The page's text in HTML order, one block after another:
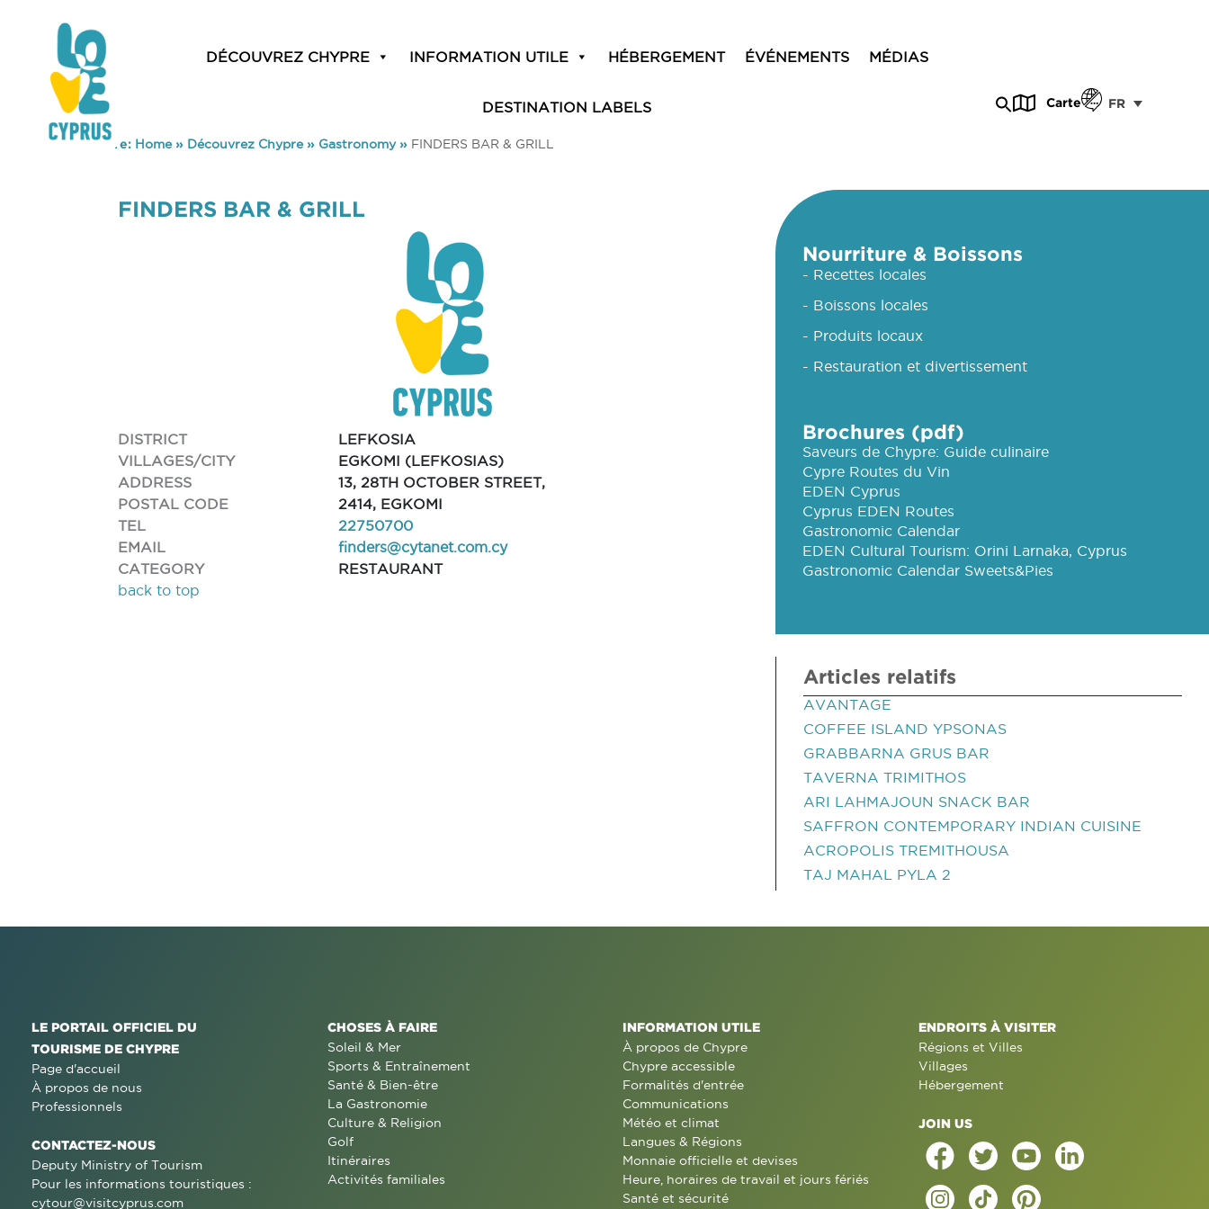
DÉCOUVREZ CHYPRE INFORMATION UTILE HÉBERGEMENT ÉVÉNEMENTS MÉDIAS
DESTINATION LABELS Carte FR
You are here: Home» Découvrez Chypre» Gastronomy» FINDERS BAR & GRILL
FINDERS BAR & GRILL
DISTRICT
LEFKOSIA
VILLAGES/CITY
EGKOMI (LEFKOSIAS)
ADDRESS
13, 28TH OCTOBER STREET,
POSTAL CODE
2414, EGKOMI
TEL
22750700
EMAIL
finders@cytanet.com.cy
CATEGORY
RESTAURANT
back to top
Nourriture & Boissons
- Recettes locales
- Boissons locales
- Produits locaux
- Restauration et divertissement
Brochures (pdf)
Saveurs de Chypre: Guide culinaire
Cypre Routes du Vin
EDEN Cyprus
Cyprus EDEN Routes
Gastronomic Calendar
EDEN Cultural Tourism: Orini Larnaka, Cyprus
Gastronomic Calendar Sweets&Pies
Articles relatifs
AVANTAGE
COFFEE ISLAND YPSONAS
GRABBARNA GRUS BAR
TAVERNA TRIMITHOS
ARI LAHMAJOUN SNACK BAR
SAFFRON CONTEMPORARY INDIAN CUISINE
ACROPOLIS TREMITHOUSA
TAJ MAHAL PYLA 2
LE PORTAIL OFFICIEL DU
TOURISME DE CHYPRE
Page d'accueil
À propos de nous
Professionnels
CONTACTEZ-NOUS
Deputy Ministry of Tourism
Pour les informations touristiques :
cytour@visitcyprus.com
CHOSES À FAIRE
Soleil & Mer
Sports & Entraînement
Santé & Bien-être
La Gastronomie
Culture & Religion
Golf
Itinéraires
Activités familiales
INFORMATION UTILE
À propos de Chypre
Chypre accessible
Formalités d'entrée
Communications
Météo et climat
Langues & Régions
Monnaie officielle et devises
Heure, horaires de travail et jours fériés
Santé et sécurité
ENDROITS À VISITER
Régions et Villes
Villages
Hébergement
JOIN US